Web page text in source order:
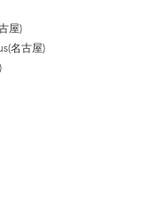
屋)
名古屋)